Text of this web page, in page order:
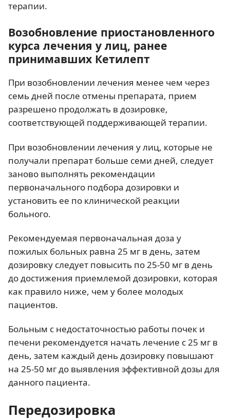
терапии.
Возобновление приостановленного
курса лечения у лиц, ранее
принимавших Кетилепт
При возобновлении лечения менее чем через
семь дней после отмены препарата, прием
разрешено продолжать в дозировке,
соответствующей поддерживающей терапии.
При возобновлении лечения у лиц, которые не
получали препарат больше семи дней, следует
заново выполнять рекомендации
первоначального подбора дозировки и
установить ее по клинической реакции
больного.
Рекомендуемая первоначальная доза у
пожилых больных равна 25 мг в день, затем
дозировку следует повысить по 25-50 мг в день
до достижения приемлемой дозировки, которая
как правило ниже, чем у более молодых
пациентов.
Больным с недостаточностью работы почек и
печени рекомендуется начать лечение с 25 мг в
день, затем каждый день дозировку повышают
на 25-50 мг до выявления эффективной дозы для
данного пациента.
Передозировка